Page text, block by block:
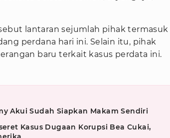
lantaran sejumlah pihak termasuk
perdana hari ini. Selain itu, pihak
baru terkait kasus perdata ini.
Akui Sudah Siapkan Makam Sendiri
Kasus Dugaan Korupsi Bea Cukai,